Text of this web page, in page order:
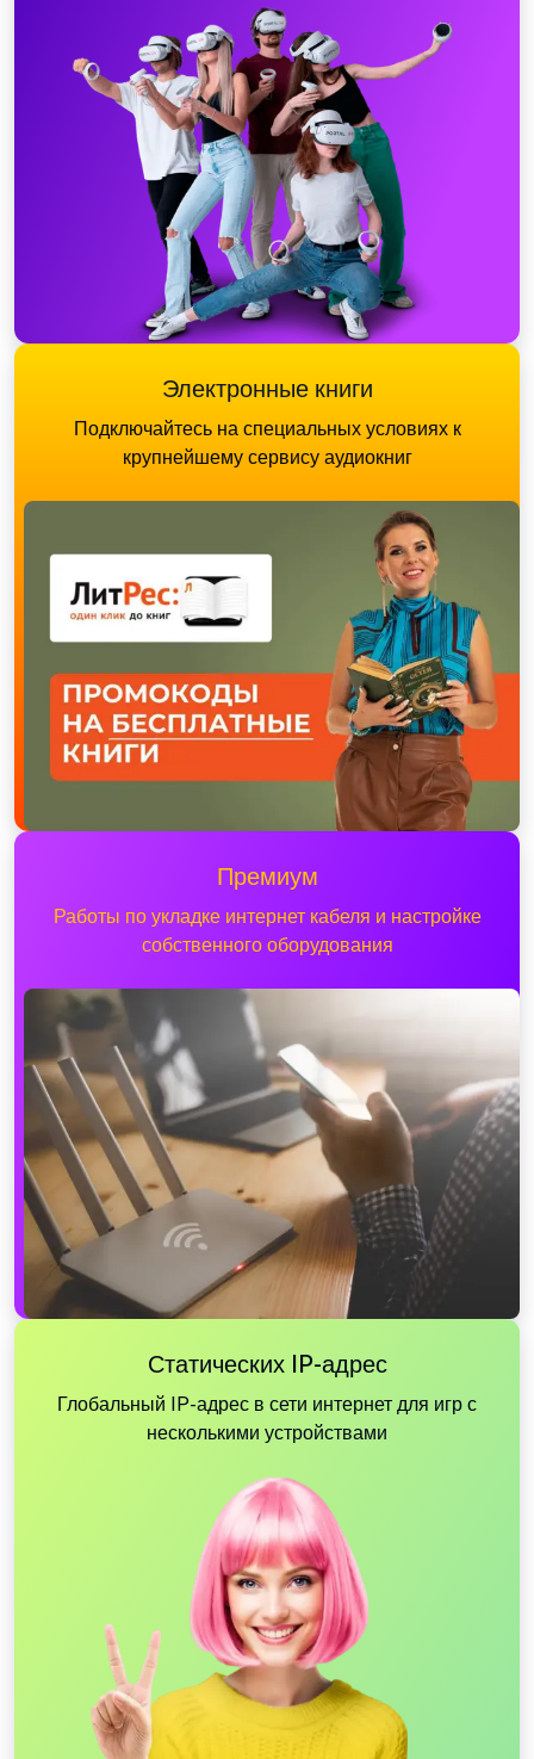
Электронные книги
Подключайтесь на специальных условиях к
крупнейшему сервису аудиокниг
Премиум
Работы по укладке интернет кабеля и настройке
собственного оборудования
Статических IP-адрес
Глобальный IP-адрес в сети интернет для игр с
несколькими устройствами